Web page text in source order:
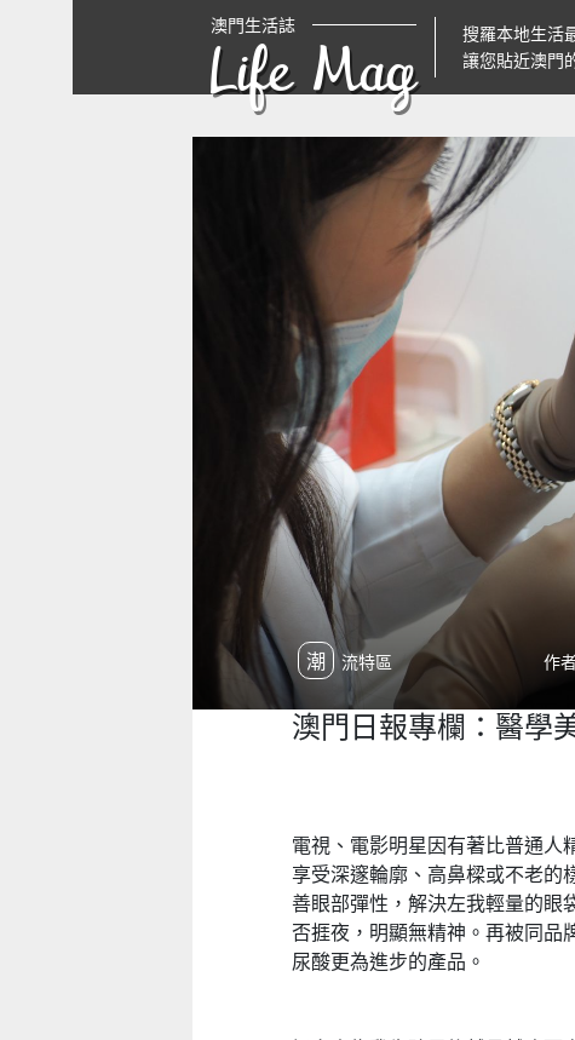
澳門生活誌
Life Mag
搜羅本地生活
讓您貼近澳門
潮流特區 作
澳門日報專欄：醫學
電視、電影明星因有著比普通人
享受深邃輪廓、高鼻樑或不老的
善眼部彈性，解決左我輕量的眼
否捱夜，明顯無精神。再被同品
尿酸更為進步的產品。